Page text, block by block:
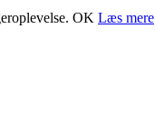
OK Læs mere